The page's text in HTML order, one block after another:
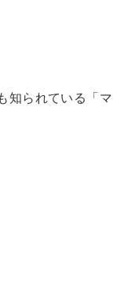
知られている「マ